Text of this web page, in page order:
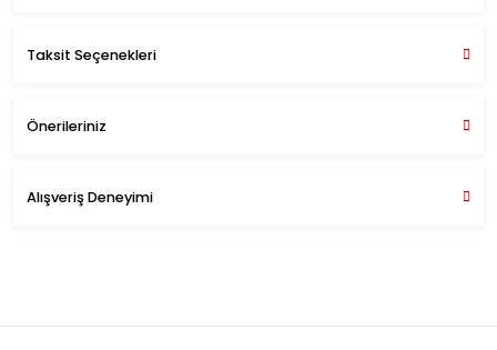
Taksit Seçenekleri
Önerileriniz
konularda yetersiz gördüğünüz noktaları öneri formunu
Alışveriş Deneyimi